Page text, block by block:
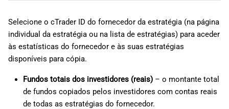
Selecione o cTrader ID do fornecedor da estratégia (na página
individual da estratégia ou na lista de estratégias) para aceder
às estatísticas do fornecedor e às suas estratégias
disponíveis para cópia.
Fundos totais dos investidores (reais)– o montante total
de fundos copiados pelos investidores com contas reais
de todas as estratégias do fornecedor.